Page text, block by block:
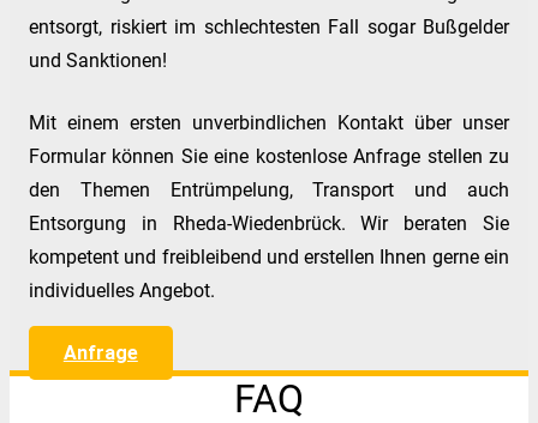
entsorgt, riskiert im schlechtesten Fall sogar Bußgelder
und Sanktionen!
Mit einem ersten unverbindlichen Kontakt über unser
Formular können Sie eine kostenlose Anfrage stellen zu
den Themen Entrümpelung, Transport und auch
Entsorgung in Rheda-Wiedenbrück. Wir beraten Sie
kompetent und freibleibend und erstellen Ihnen gerne ein
individuelles Angebot.
Anfrage
FAQ